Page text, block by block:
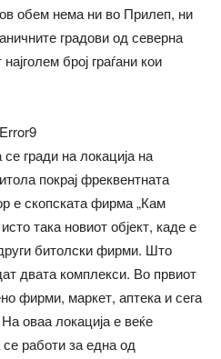
обем нема ни во Прилеп, ни
градови од северна
број граѓани кои
Error9
гради на локација на
покрај фреквентната
е скопската фирма „Кам
така новиот објект, каде е
битолски фирми. Што
двата комплекси. Во првиот
фирми, маркет, аптека и сега
оваа локација е веќе
работи за една од